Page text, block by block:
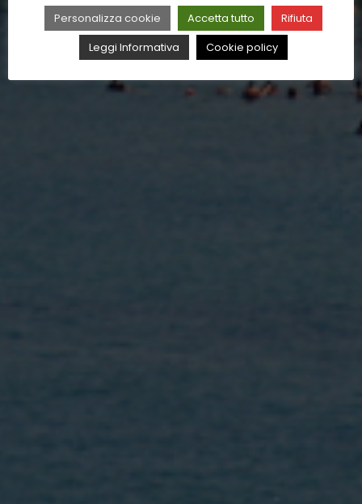
Personalizza cookie Accetta tutto
Rifiuta
Leggi Informativa
Cookie policy